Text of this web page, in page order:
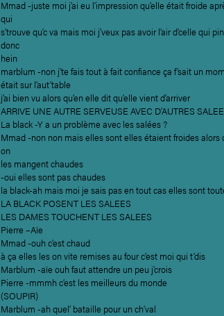
Mmad -juste moi j’ai eu l’impression qu’elle était froide
qui
s’trouve qu’c va mais moi j’veux pas avoir l’air d’celle qui
donc
hein
marblum -non j’te fais tout à fait confiance ça f’sait un
était sur l’aut’table
j’ai bien vu alors qu’en elle dit qu’elle vient d’arriver
ARRIVE UNE AUTRE SERVEUSE AVEC D’AUTRES
La black -Y a un problème avec les salées ?
Mmad -non non mais elles sont elles étaient froides alors
on
les mangent chaudes
-oui elles sont pas chaudes
la black-ah mais moi je sais pas en tout cas elles sont
LA BLACK POSENT LES SALEES
LES DAMES TOUCHENT LES SALEES
Pierre –Aïe
Mmad -ouh c’est chaud
à ça elles les on vite remises au four c’est moi qui t’dis
Marblum -aïe ouh faut attendre un peu j’crois
Pierre -mmmh c’est les meilleurs du monde
(SOUPIR)
Marblum -ah quel’ bataille pour un ch’val